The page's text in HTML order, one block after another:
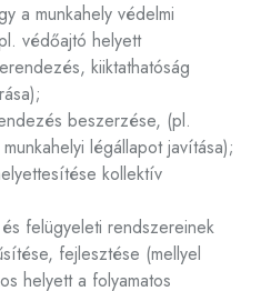
a munkahely védelmi
védőajtó helyett
kiiktathatóság
beszerzése, (pl.
légállapot javítása);
kollektív
felügyeleti rendszereinek
fejlesztése (mellyel
helyett a folyamatos